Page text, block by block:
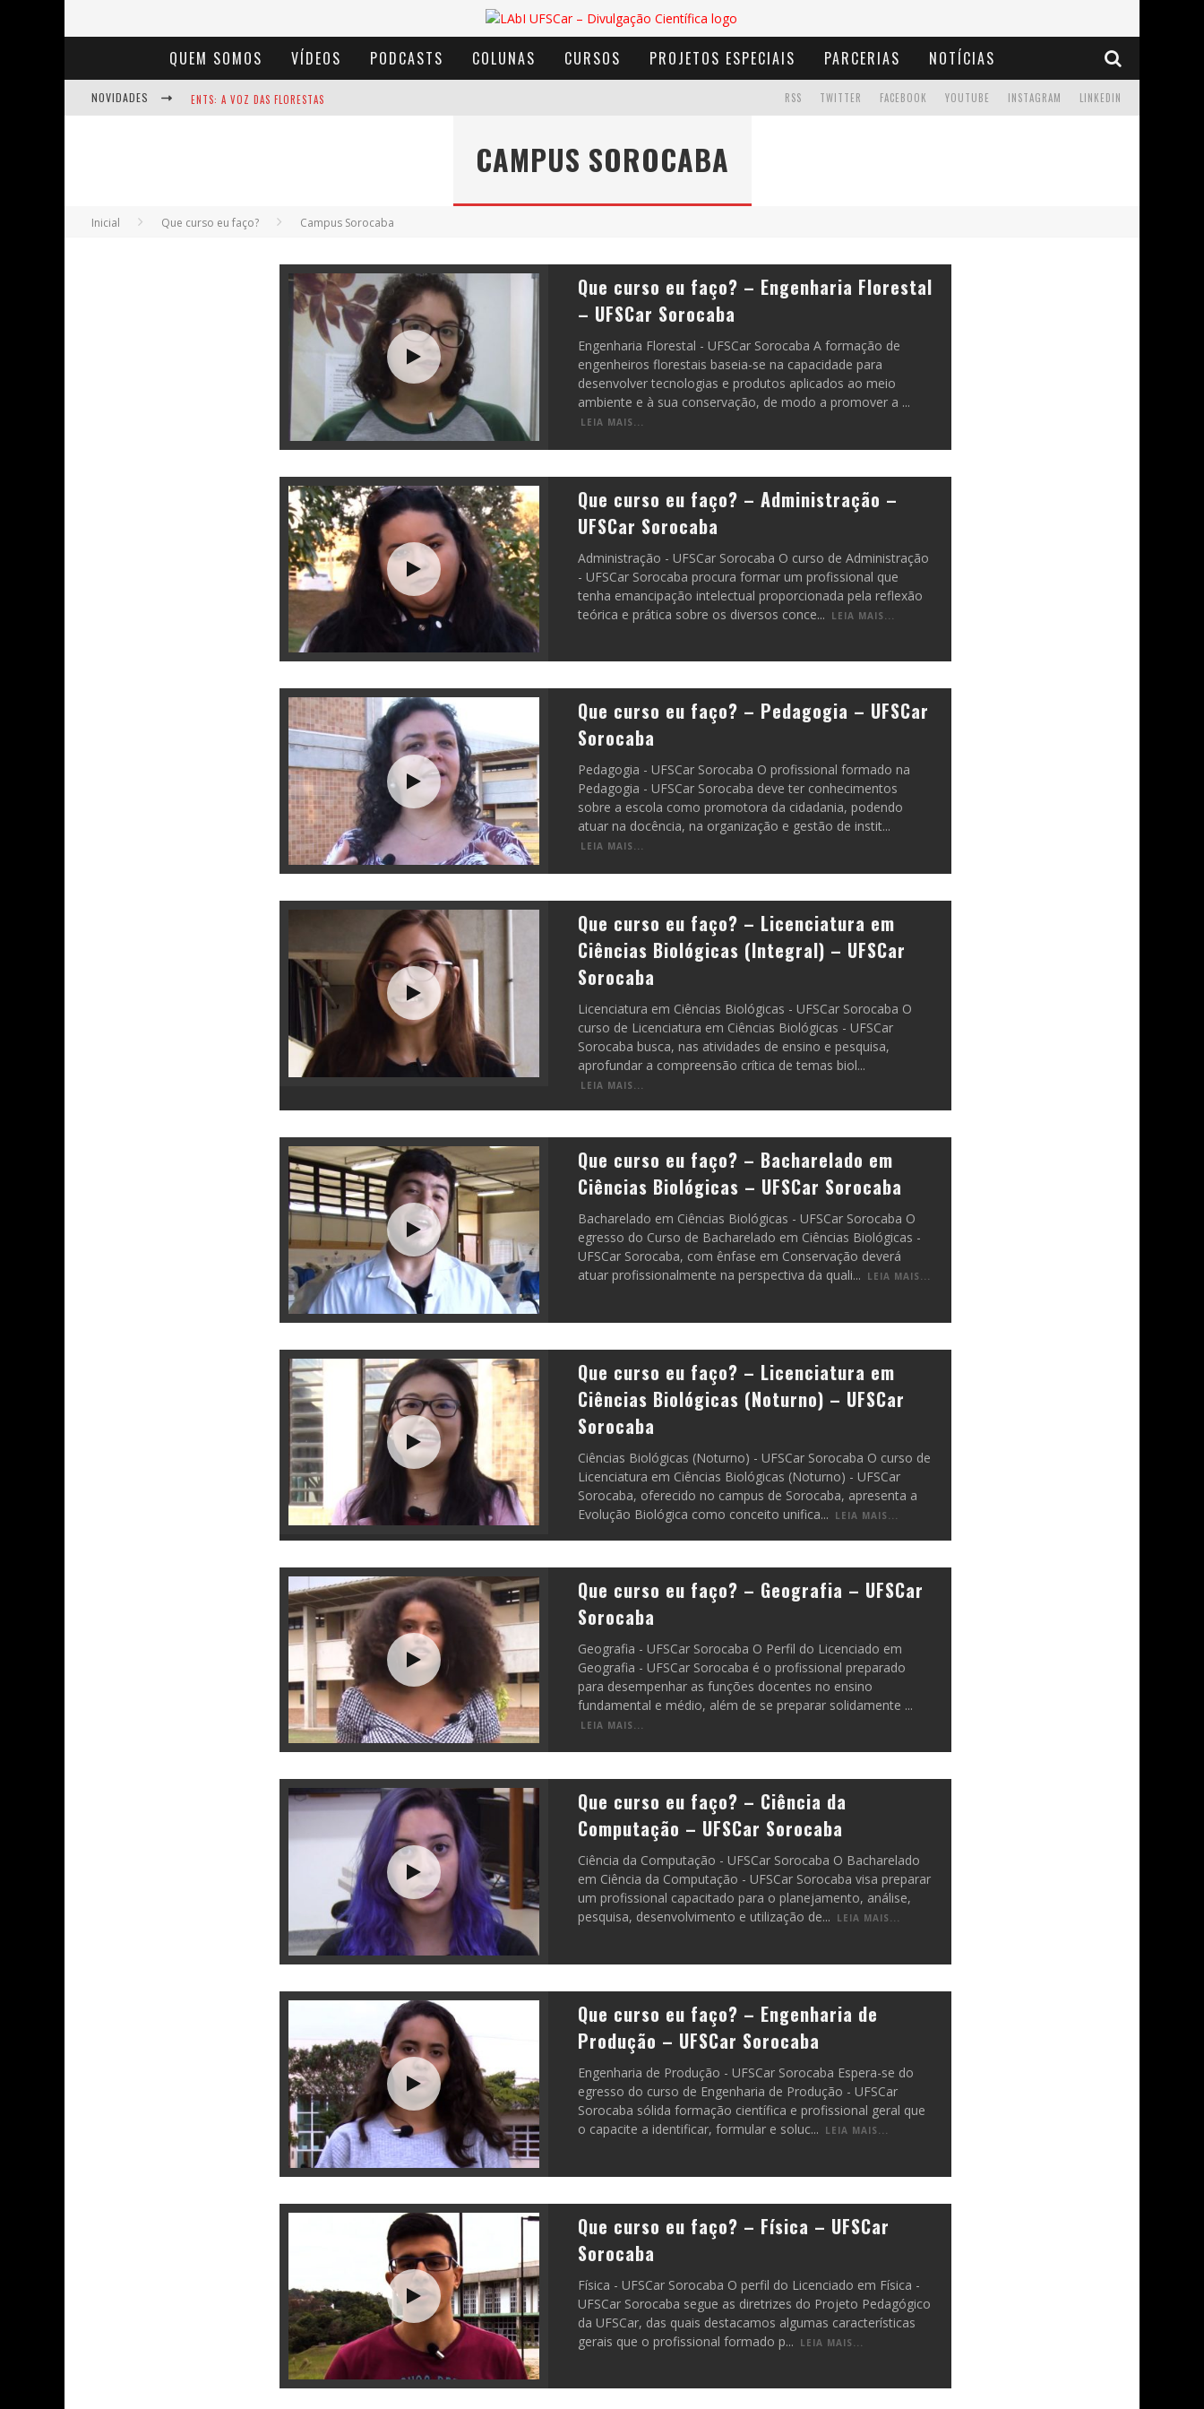
QUEM SOMOS VÍDEOS PODCASTS COLUNAS CURSOS PROJETOS ESPECIAIS PARCERIAS NOTÍCIAS
NOVIDADES ENTS: A VOZ DAS FLORESTAS
BAÚ DE HISTÓRIAS - A JAMAIS IMAGINADA AVENTURA COM OS MOINHOS DE VENTO
LINKEDIN
INSTAGRAM
YOUTUBE
FACEBOOK
TWITTER
RSS
CAMPUS SOROCABA
Inicial Que curso eu faço? Campus Sorocaba
Que curso eu faço? – Engenharia Florestal
– UFSCar Sorocaba
Engenharia Florestal - UFSCar Sorocaba A formação de
engenheiros florestais baseia-se na capacidade para
desenvolver tecnologias e produtos aplicados ao meio
ambiente e à sua conservação, de modo a promover a ...
LEIA MAIS...
Que curso eu faço? – Administração –
UFSCar Sorocaba
Administração - UFSCar Sorocaba O curso de Administração
- UFSCar Sorocaba procura formar um profissional que
tenha emancipação intelectual proporcionada pela reflexão
teórica e prática sobre os diversos conce... LEIA MAIS...
Que curso eu faço? – Pedagogia – UFSCar
Sorocaba
Pedagogia - UFSCar Sorocaba O profissional formado na
Pedagogia - UFSCar Sorocaba deve ter conhecimentos
sobre a escola como promotora da cidadania, podendo
atuar na docência, na organização e gestão de instit...
LEIA MAIS...
Que curso eu faço? – Licenciatura em
Ciências Biológicas (Integral) – UFSCar
Sorocaba
Licenciatura em Ciências Biológicas - UFSCar Sorocaba O
curso de Licenciatura em Ciências Biológicas - UFSCar
Sorocaba busca, nas atividades de ensino e pesquisa,
aprofundar a compreensão crítica de temas biol...
LEIA MAIS...
Que curso eu faço? – Bacharelado em
Ciências Biológicas – UFSCar Sorocaba
Bacharelado em Ciências Biológicas - UFSCar Sorocaba O
egresso do Curso de Bacharelado em Ciências Biológicas -
UFSCar Sorocaba, com ênfase em Conservação deverá
atuar profissionalmente na perspectiva da quali... LEIA MAIS...
Que curso eu faço? – Licenciatura em
Ciências Biológicas (Noturno) – UFSCar
Sorocaba
Ciências Biológicas (Noturno) - UFSCar Sorocaba O curso de
Licenciatura em Ciências Biológicas (Noturno) - UFSCar
Sorocaba, oferecido no campus de Sorocaba, apresenta a
Evolução Biológica como conceito unifica... LEIA MAIS...
Que curso eu faço? – Geografia – UFSCar
Sorocaba
Geografia - UFSCar Sorocaba O Perfil do Licenciado em
Geografia - UFSCar Sorocaba é o profissional preparado
para desempenhar as funções docentes no ensino
fundamental e médio, além de se preparar solidamente ...
LEIA MAIS...
Que curso eu faço? – Ciência da
Computação – UFSCar Sorocaba
Ciência da Computação - UFSCar Sorocaba O Bacharelado
em Ciência da Computação - UFSCar Sorocaba visa preparar
um profissional capacitado para o planejamento, análise,
pesquisa, desenvolvimento e utilização de... LEIA MAIS...
Que curso eu faço? – Engenharia de
Produção – UFSCar Sorocaba
Engenharia de Produção - UFSCar Sorocaba Espera-se do
egresso do curso de Engenharia de Produção - UFSCar
Sorocaba sólida formação científica e profissional geral que
o capacite a identificar, formular e soluc... LEIA MAIS...
Que curso eu faço? – Física – UFSCar
Sorocaba
Física - UFSCar Sorocaba O perfil do Licenciado em Física -
UFSCar Sorocaba segue as diretrizes do Projeto Pedagógico
da UFSCar, das quais destacamos algumas características
gerais que o profissional formado p... LEIA MAIS...